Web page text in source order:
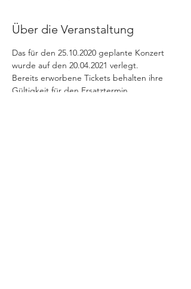
Über die Veranstaltung
Das für den 25.10.2020 geplante Konzert
wurde auf den 20.04.2021 verlegt.
Bereits erworbene Tickets behalten ihre
Gültigkeit für den Ersatztermin.